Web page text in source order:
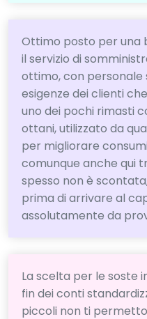
Ottimo posto per una
il servizio di
ottimo, con
esigenze dei clienti
uno dei pochi rimasti
ottani, utilizzato da
per migliorare
comunque anche qui
spesso non è
prima di arrivare al
assolutamente da
La scelta per le soste
fin dei conti
piccoli non ti